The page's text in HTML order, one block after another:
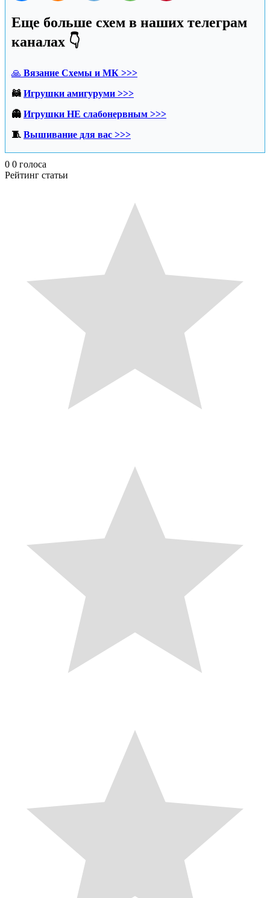
Еще больше схем в наших телеграм
каналах 👇
🙏 Вязание Схемы и МК >>>
🦝 Игрушки амигуруми >>>
👻 Игрушки НЕ слабонервным >>>
🧵 Вышивание для вас >>>
0 0 голоса
Рейтинг статьи